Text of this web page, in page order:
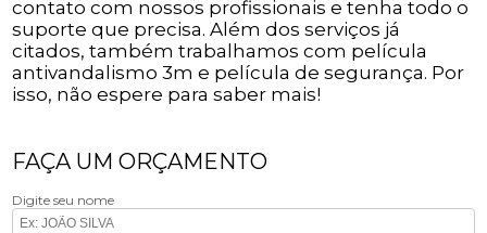
contato com nossos profissionais e tenha todo o
suporte que precisa. Além dos serviços já
citados, também trabalhamos com película
antivandalismo 3m e película de segurança. Por
isso, não espere para saber mais!
FAÇA UM ORÇAMENTO
Digite seu nome